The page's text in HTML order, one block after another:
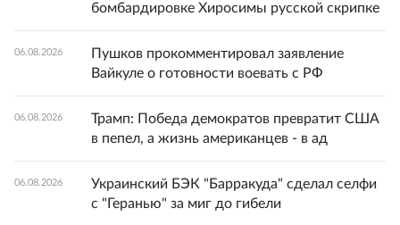
бомбардировке Хиросимы русской скрипке
06.08.2026
Пушков прокомментировал заявление
Вайкуле о готовности воевать с РФ
06.08.2026
Трамп: Победа демократов превратит США
в пепел, а жизнь американцев - в ад
06.08.2026
Украинский БЭК "Барракуда" сделал селфи
с "Геранью" за миг до гибели